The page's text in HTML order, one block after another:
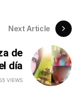
Next Article
de
día
VIEWS